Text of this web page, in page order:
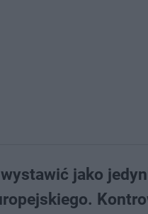
jako